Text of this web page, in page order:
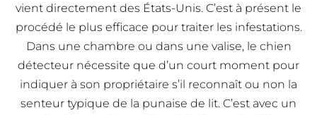
vient directement des États-Unis. C’est à présent le
procédé le plus efficace pour traiter les infestations.
Dans une chambre ou dans une valise, le chien
détecteur nécessite que d’un court moment pour
indiquer à son propriétaire s’il reconnaît ou non la
senteur typique de la punaise de lit. C’est avec un